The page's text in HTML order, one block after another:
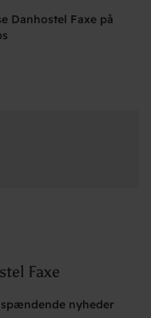
Danhostel Faxe på
Faxe
nyheder